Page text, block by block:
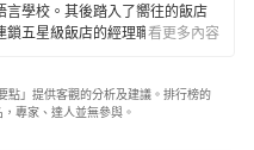
言學校。其後踏入了嚮往的飯店
鎖五星級飯店的經理職，因此對
望能以微薄之力對社會有所貢
看更多內容
點」提供客觀的分析及建議。排行榜的
專家、達人並無參與。